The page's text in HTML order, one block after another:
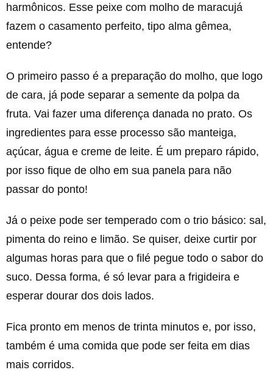
harmônicos. Esse peixe com molho de maracujá
fazem o casamento perfeito, tipo alma gêmea,
entende?
O primeiro passo é a preparação do molho, que logo
de cara, já pode separar a semente da polpa da
fruta. Vai fazer uma diferença danada no prato. Os
ingredientes para esse processo são manteiga,
açúcar, água e creme de leite. É um preparo rápido,
por isso fique de olho em sua panela para não
passar do ponto!
Já o peixe pode ser temperado com o trio básico: sal,
pimenta do reino e limão. Se quiser, deixe curtir por
algumas horas para que o filé pegue todo o sabor do
suco. Dessa forma, é só levar para a frigideira e
esperar dourar dos dois lados.
Fica pronto em menos de trinta minutos e, por isso,
também é uma comida que pode ser feita em dias
mais corridos.